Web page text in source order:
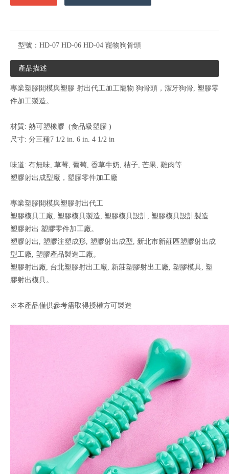
型號： HD-07 HD-06 HD-04 寵物狗骨頭
產品描述
專業塑膠開模與塑膠 射出代工加工寵物 狗骨頭，潔牙狗骨, 塑膠零
件加工製造。
材質: 熱可塑橡膠 (食品級塑膠 )
尺寸: 分三種7 1/2 in. 6 in. 4 1/2 in
味道: 有無味, 草莓, 葡萄, 香草牛奶, 桔子, 芒果, 雞肉等
塑膠射出成型廠，塑膠零件加工廠
專業塑膠開模與塑膠射出代工
塑膠模具工廠, 塑膠模具製造, 塑膠模具設計, 塑膠模具設計製造
塑膠射出 塑膠零件加工廠。
塑膠射出, 塑膠注塑成形, 塑膠射出成型, 新北市新莊區塑膠射出成
型工廠, 塑膠產品製造工廠。
塑膠射出廠, 台北塑膠射出工廠, 新莊塑膠射出工廠, 塑膠模具, 塑
膠射出模具。
※本產品僅供參考需取得授權方可製造